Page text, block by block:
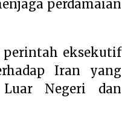
perdamaian
perintah eksekutif
Iran yang
Negeri dan